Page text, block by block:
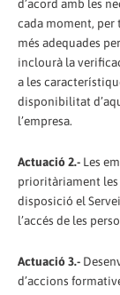
d’acord amb les
cada moment, per
més adequades
inclourà la
a les
disponibilitat
l’empresa.
Actuació 2.- Les
prioritàriament les
disposició el
l’accés de les
Actuació 3.-
d’accions